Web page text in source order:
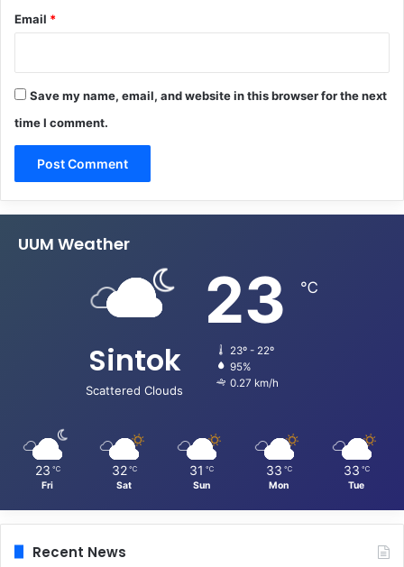
Email *
Save my name, email, and website in this browser for the next
time I comment.
UUM Weather
Sintok
Scattered Clouds
23 ℃
23º - 22º
95%
0.27 km/h
23 ℃
Fri
32 ℃
Sat
31 ℃
Sun
33 ℃
Mon
33 ℃
Tue
Recent News